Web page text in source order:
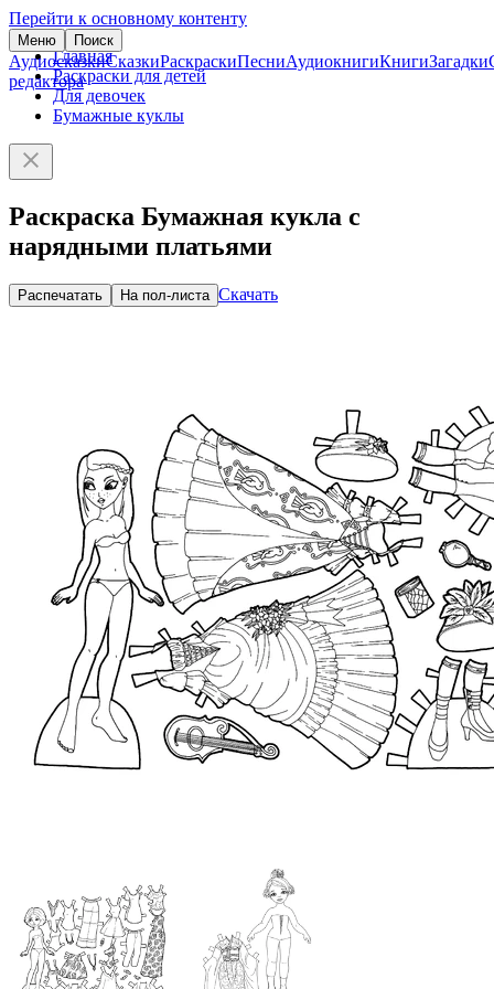
Перейти к основному контенту
Меню Поиск
АудиосказкиСказкиРаскраскиПесниАудиокнигиКнигиЗагадки
редактора
Главная
Раскраски для детей
Для девочек
Бумажные куклы
Раскраска Бумажная кукла с
нарядными платьями
Распечатать На пол-листа Скачать